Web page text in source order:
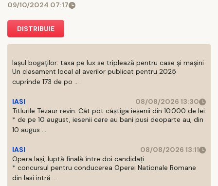
09/10/2024 07:17
DISTRIBUIE
Iașul bogaților: taxa pe lux se triplează pentru case și mașini
Un clasament local al averilor publicat pentru 2025
cuprinde 173 de po ...
IASI
08/08/2026 13:30
Titlurile Tezaur revin. Cât pot câștiga ieșenii din 10.000 de lei
* de pe 10 august, iesenii care au bani pusi deoparte au, din
10 augus ...
IASI
08/08/2026 13:11
Opera Iași, luptă finală între doi candidați
* concursul pentru conducerea Operei Nationale Romane
din Iasi intră ...